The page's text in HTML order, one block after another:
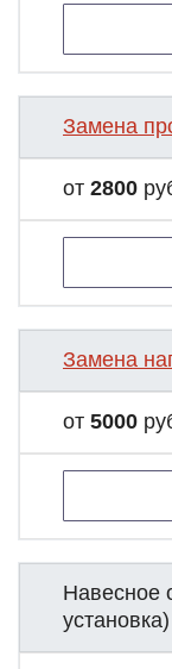
Замена
от 2800
Замена
от 5000
Навесное
установка)